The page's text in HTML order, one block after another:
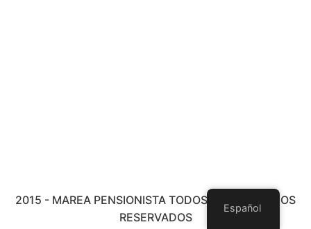
2015 - MAREA PENSIONISTA TODOS LOS DERECHOS
RESERVADOS
Español